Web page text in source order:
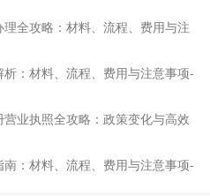
全攻略：材料、流程、费用与注
：材料、流程、费用与注意事项-
业执照全攻略：政策变化与高效
：材料、流程、费用与注意事项-